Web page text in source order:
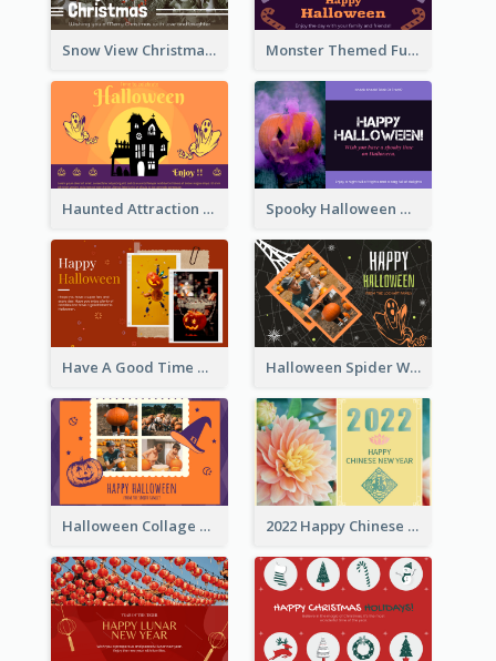
Snow View Christmas Card With Simple Design Monster Themed Fun Halloween Greeting Card
Haunted Attraction Themed Halloween Card Spooky Halloween Greeting Card
Have A Good Time This Halloween Greeting Card Halloween Spider Web Greeting Card
Halloween Collage Greeting Card 2022 Happy Chinese New Year Flower Photo Greeting Card